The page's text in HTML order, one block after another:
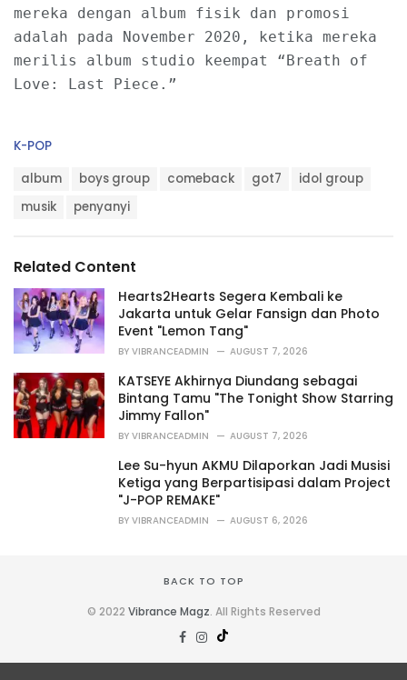
mereka dengan album fisik dan promosi
adalah pada November 2020, ketika mereka
merilis album studio keempat “Breath of
Love: Last Piece.”
C
i
e
s
:
K-POP
album boys group comeback got7
idol group
musik
penyanyi
Related Content
Hearts2Hearts Segera Kembali ke
Jakarta untuk Gelar Fansign dan Photo
Event "Lemon Tang"
BY VIBRANCEADMIN AUGUST 7, 2026
KATSEYE Akhirnya Diundang sebagai
Bintang Tamu "The Tonight Show Starring
Jimmy Fallon"
BY VIBRANCEADMIN AUGUST 7, 2026
Lee Su-hyun AKMU Dilaporkan Jadi Musisi
Ketiga yang Berpartisipasi dalam Project
"J-POP REMAKE"
BY VIBRANCEADMIN AUGUST 6, 2026
BACK TO TOP
© 2022 Vibrance Magz. All Rights Reserved